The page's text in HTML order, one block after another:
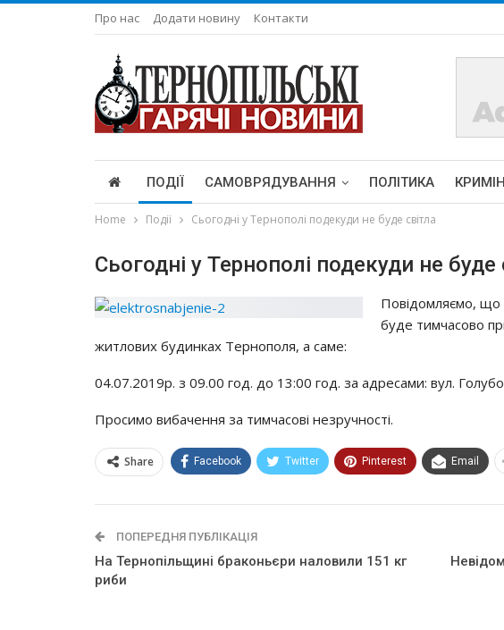
Про нас Додати новину Контакти
ПОДІЇ САМОВРЯДУВАННЯ ПОЛІТИКА
Home Події Сьогодні у Тернополі подекуди не буде світла
Сьогодні у Тернополі подекуди не буде
Повідомляємо, що
буде тимчасово
житлових будинках Тернополя, а саме:
04.07.2019р. з 09.00 год. до 13:00 год. за адресами: вул.
Просимо вибачення за тимчасові незручності.
Share Facebook Twitter Pinterest Email
ПОПЕРЕДНЯ ПУБЛІКАЦІЯ
На Тернопільщині браконьєри наловили 151 кг
риби